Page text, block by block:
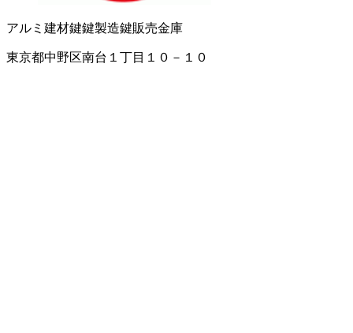
アルミ建材鍵鍵製造鍵販売金庫
東京都中野区南台１丁目１０－１０